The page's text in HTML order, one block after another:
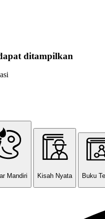
ditampilkan
Mandiri Kisah Nyata Buku